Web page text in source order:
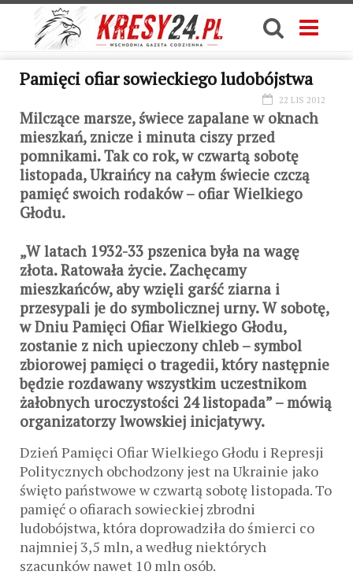
Pamięci ofiar sowieckiego ludobójstwa
22 LIS 2012
Milczące marsze, świece zapalane w oknach
mieszkań, znicze i minuta ciszy przed
pomnikami. Tak co rok, w czwartą sobotę
listopada, Ukraińcy na całym świecie czczą
pamięć swoich rodaków – ofiar Wielkiego
Głodu.
„W latach 1932-33 pszenica była na wagę
złota. Ratowała życie. Zachęcamy
mieszkańców, aby wzięli garść ziarna i
przesypali je do symbolicznej urny. W sobotę,
w Dniu Pamięci Ofiar Wielkiego Głodu,
zostanie z nich upieczony chleb – symbol
zbiorowej pamięci o tragedii, który następnie
będzie rozdawany wszystkim uczestnikom
żałobnych uroczystości 24 listopada” – mówią
organizatorzy lwowskiej inicjatywy.
Dzień Pamięci Ofiar Wielkiego Głodu i Represji
Politycznych obchodzony jest na Ukrainie jako
święto państwowe w czwartą sobotę listopada. To
pamięć o ofiarach sowieckiej zbrodni
ludobójstwa, która doprowadziła do śmierci co
najmniej 3,5 mln, a według niektórych
szacunków nawet 10 mln osób.